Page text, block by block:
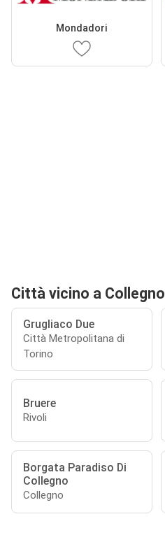
Mondadori
Città vicino a Collegno
Grugliaco Due
Città Metropolitana di
Torino
Bruere
Rivoli
Borgata Paradiso Di
Collegno
Collegno